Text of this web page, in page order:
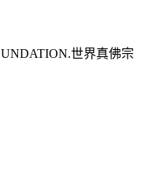
世界真佛宗